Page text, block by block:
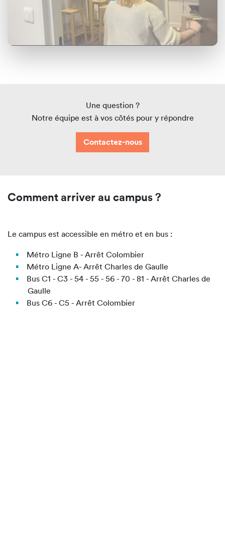
Une question ?
Notre équipe est à vos côtés pour y répondre
Contactez-nous
Comment arriver au campus ?
Le campus est accessible en métro et en bus :
Métro Ligne B - Arrêt Colombier
Métro Ligne A- Arrêt Charles de Gaulle
Bus C1 - C3 - 54 - 55 - 56 - 70 - 81 - Arrêt Charles de
Gaulle
Bus C6 - C5 - Arrêt Colombier